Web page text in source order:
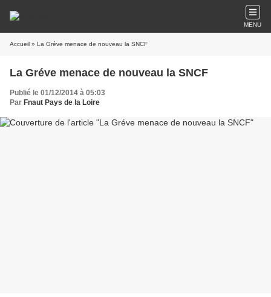
MENU
Accueil » La Gréve menace de nouveau la SNCF
La Gréve menace de nouveau la SNCF
Publié le 01/12/2014 à 05:03
Par Fnaut Pays de la Loire